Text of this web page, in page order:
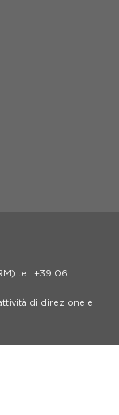
tel: +39 06
di direzione e